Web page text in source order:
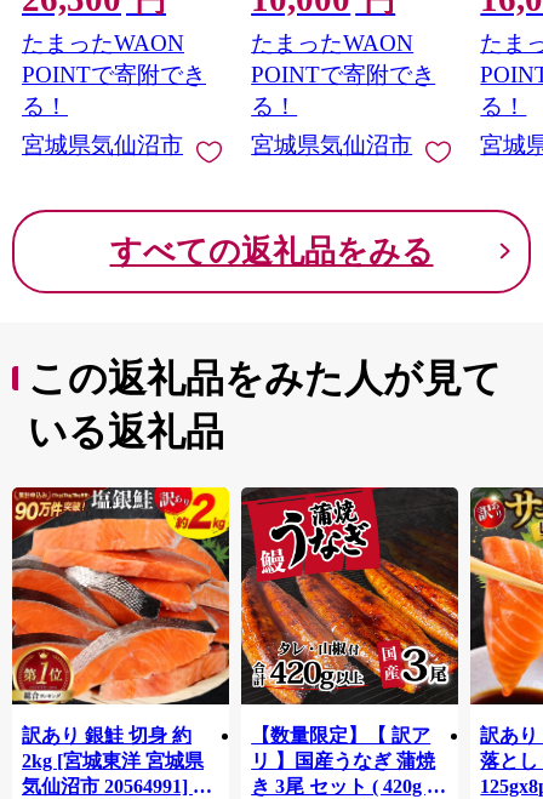
とめぼれ ブランド米
白米 精米 ご飯 ごはん
コメ こめ お米 小分け
家庭用
たまったWAON
POINTで寄附でき
る！
宮城県気仙沼市
あり マグロ まぐろ ね
ぎとろ マグロタタキ
鮪 鮮魚 海鮮
たまったWAON
POINTで寄附でき
る！
宮城県気仙沼市
牛たん
ん塩
ウトド
ー 厚
たま
る！
宮城
すべての返礼品をみる
この返礼品をみた人が見て
いる返礼品
訳あり 銀鮭 切身 約
2kg [宮城東洋 宮城県
気仙沼市 20564991] 鮭
【数量限定】【 訳ア
リ 】国産うなぎ 蒲焼
き 3尾 セット ( 420g )
訳あり
落とし